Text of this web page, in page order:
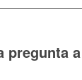
pregunta